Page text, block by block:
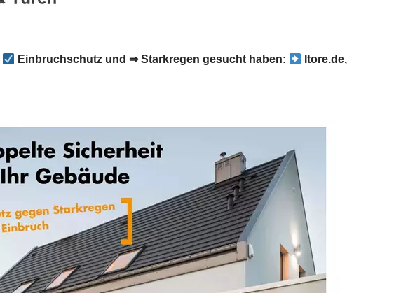
Einbruchschutz und ⇒ Starkregen gesucht haben:
Itore.de,